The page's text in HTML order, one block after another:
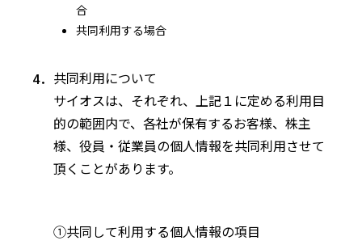
合
共同利用する場合
共同利用について
サイオスは、それぞれ、上記１に定める利用目
的の範囲内で、各社が保有するお客様、株主
様、役員・従業員の個人情報を共同利用させて
頂くことがあります。
①共同して利用する個人情報の項目